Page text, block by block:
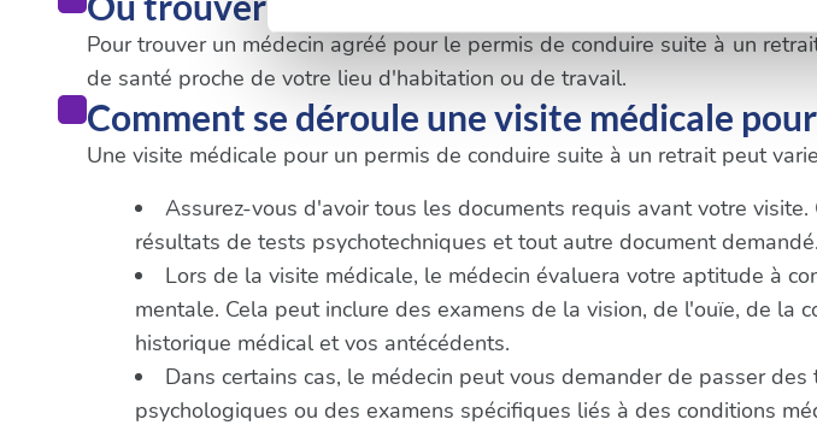
Les cookies nous permettent de personnaliser le contenu et
sociaux et d'analyser notre trafic. Nous partageons
partenaires de médias sociaux, de publicité et d'analyse,
vous leur avez fournies ou qu'ils ont collectées lors de votre
Pour trouver un médecin agréé pour le permis de conduire suite à un
de santé proche de votre lieu d'habitation ou de travail.
Comment se déroule une visite médicale
Une visite médicale pour un permis de conduire suite à un retrait peut
Assurez-vous d'avoir tous les documents requis avant votre
résultats de tests psychotechniques et tout autre document demandé.
Lors de la visite médicale, le médecin évaluera votre aptitude à
mentale. Cela peut inclure des examens de la vision, de l'ouïe, de la
historique médical et vos antécédents.
Dans certains cas, le médecin peut vous demander de passer
psychologiques ou des examens spécifiques liés à des conditions